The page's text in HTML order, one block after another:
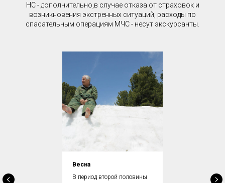
НС - дополнительно,в случае отказа от страховок и
возникновения экстренных ситуаций, расходы по
спасательным операциям МЧС - несут экскурсанты.
Весна
В период второй половины